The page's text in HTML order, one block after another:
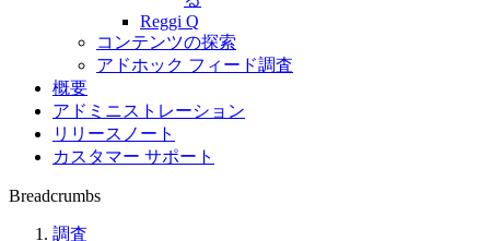
Reggi Q
コンテンツの探索
アドホック フィード調査
概要
アドミニストレーション
リリースノート
カスタマー サポート
Breadcrumbs
調査